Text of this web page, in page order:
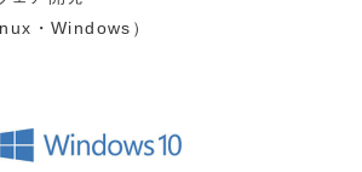
・Windows）